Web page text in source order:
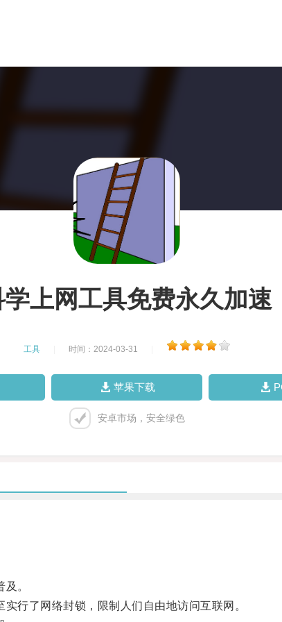
学上网工具免费永久加速
工具 时间：2024-03-31
苹果下载
安卓市场，安全绿色
。
了网络封锁，限制人们自由地访问互联网。